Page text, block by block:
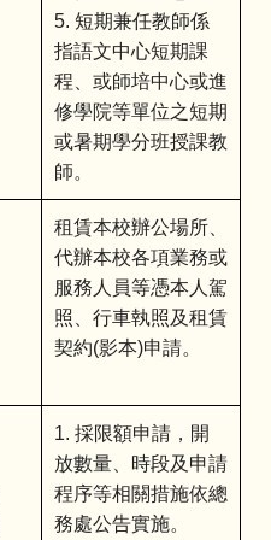
5. 短期兼任教師係
指語文中心短期課
程、或師培中心或進
修學院等單位之短期
或暑期學分班授課教
師。
租賃本校辦公場所、
代辦本校各項業務或
服務人員等憑本人駕
照、行車執照及租賃
契約(影本)申請。
1. 採限額申請，開
放數量、時段及申請
程序等相關措施依總
務處公告實施。